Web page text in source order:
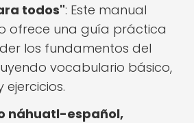
todos": Este manual
ofrece una guía práctica
los fundamentos del
vocabulario básico,
náhuatl-español,